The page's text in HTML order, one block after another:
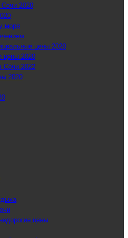
2020
моря
цены 2020
цены 2020
Сочи 2022
2020
цены